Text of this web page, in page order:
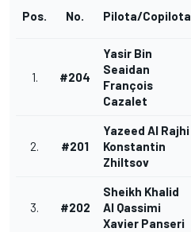
Pos. No. Pilota/Copilota
1. #204
Yasir Bin
Seaidan
François
Cazalet
2. #201
Yazeed Al Rajhi
Konstantin
Zhiltsov
3. #202
Sheikh Khalid
Al Qassimi
Xavier Panseri